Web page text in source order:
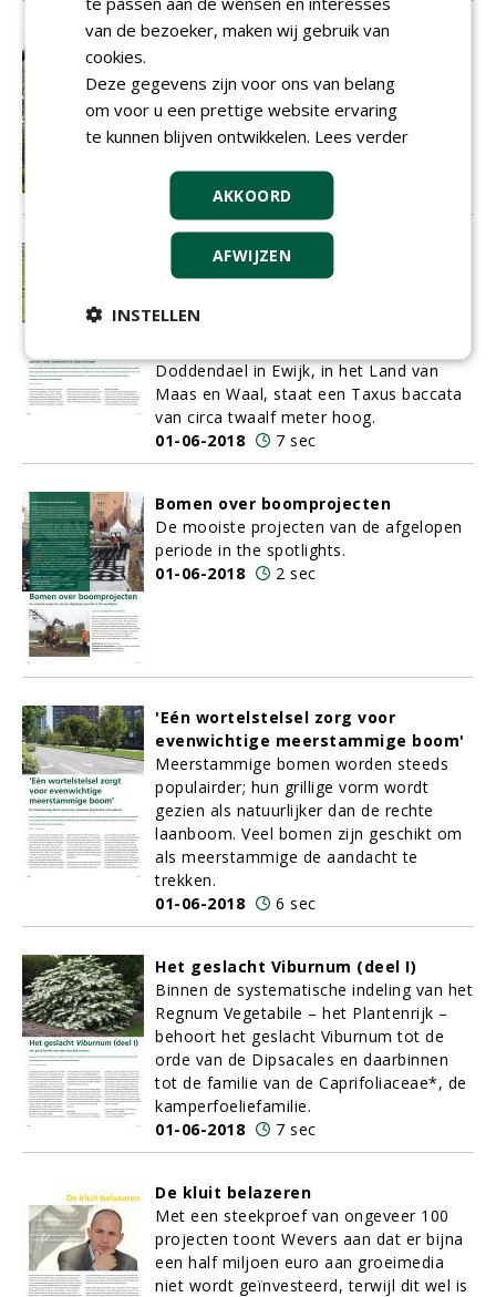
‘Sorbus domestica is variatie ten
Plaatjes zijn net zo zeldzaam als de
species zelf en de boom bestaat
nauwelijks in cultuur: Sorbus domestica.
Gewone taxus: volgens
boomambassadeur Vermeulen
Op de binnenplaats van het
Doddendael in Ewijk, in het Land van
Maas en Waal, staat een Taxus baccata
van circa twaalf meter hoog.
01-06-2018
7 sec
Bomen over boomprojecten
De mooiste projecten van de afgelopen
periode in the spotlights.
01-06-2018
2 sec
'Eén wortelstelsel zorg voor
evenwichtige meerstammige boom'
Meerstammige bomen worden steeds
populairder; hun grillige vorm wordt
gezien als natuurlijker dan de rechte
laanboom. Veel bomen zijn geschikt om
als meerstammige de aandacht te
trekken.
01-06-2018
6 sec
Het geslacht Viburnum (deel I)
Binnen de systematische indeling van het
Regnum Vegetabile – het Plantenrijk –
behoort het geslacht Viburnum tot de
orde van de Dipsacales en daarbinnen
tot de familie van de Caprifoliaceae*, de
kamperfoeliefamilie.
01-06-2018
7 sec
De kluit belazeren
Met een steekproef van ongeveer 100
projecten toont Wevers aan dat er bijna
een half miljoen euro aan groeimedia
niet wordt geïnvesteerd, terwijl dit wel is
van de bezoeker, maken wij gebruik van
cookies.
Deze gegevens zijn voor ons van belang
om voor u een prettige website ervaring
te kunnen blijven ontwikkelen. Lees verder
AKKOORD
AFWIJZEN
INSTELLEN